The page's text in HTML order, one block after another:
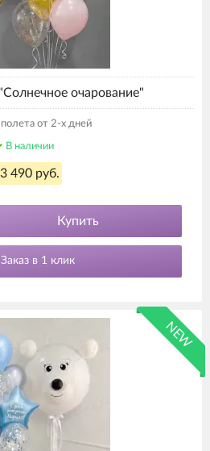
очарование"
от 2-х дней
В наличии
3 490 руб.
Купить
Заказ в 1 клик
NEW